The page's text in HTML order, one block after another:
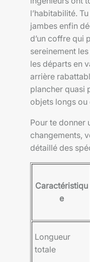
l’habitabilité.
jambes enfin
d’un coffre qui
sereinement
les départs en
arrière
plancher quasi
objets longs ou
Pour te donner
changements,
détaillé des
Caractéristiqu
e
Longueur
totale